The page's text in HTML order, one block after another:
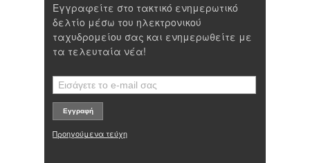
Εγγραφείτε στο τακτικό ενημερωτικό
δελτίο μέσω του ηλεκτρονικού
ταχυδρομείου σας και ενημερωθείτε με
τα τελευταία νέα!
Προηγούμενα τεύχη